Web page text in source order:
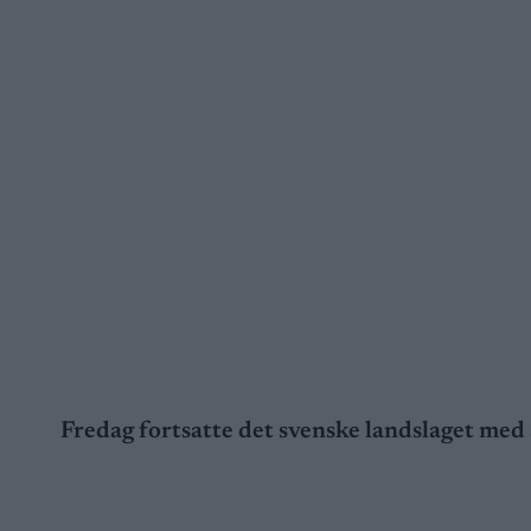
Fredag fortsatte det svenske landslaget